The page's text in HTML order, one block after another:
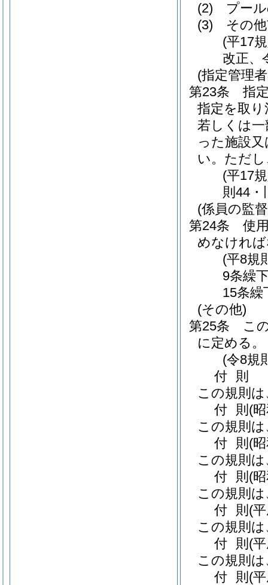
(2)
プー
(3)
その
(平17
改正、
(指定管理
第23条
指
指定を取
若しくは
った施設
い。 ただ
(平17
則44・
(係員の監
第24条
使
めなけれ
(平8規
9条繰
15条繰
(その他)
第25条
こ
に定める。
(令8規
付 則
この規則
付 則 (
この規則
付 則 (
この規則
付 則 (
この規則
付 則 (
この規則
付 則 (
この規則
付 則 (